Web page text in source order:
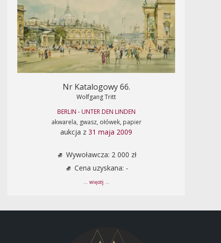
Nr Katalogowy 66.
Wolfgang Tritt
BERLIN - UNTER DEN LINDEN
akwarela, gwasz, ołówek, papier
aukcja z 31 maja 2009
Wywoławcza: 2 000 zł
Cena uzyskana: -
... więcej ...